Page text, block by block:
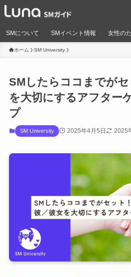
SMについて SMイベント情報 女性の
ホーム SM University
SMしたらココまでが
を大切にするアフター
プ
SM University 2025年4月5日 2025